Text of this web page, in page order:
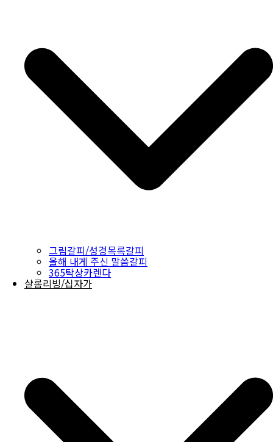
그림갈피/성경목록갈피
올해 내게 주신 말씀갈피
365탁상카렌다
샬롬리빙/십자가